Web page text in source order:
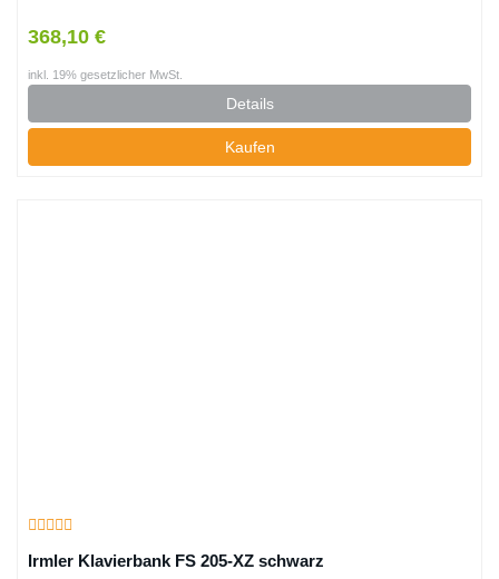
368,10 €
inkl. 19% gesetzlicher MwSt.
Details
Kaufen
Irmler Klavierbank FS 205-XZ schwarz